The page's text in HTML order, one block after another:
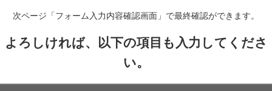
次ページ「フォーム入力内容確認画面」で最終確認ができます。
よろしければ、以下の項目も入力してくださ
い。